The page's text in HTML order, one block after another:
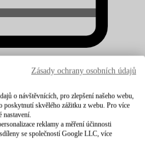
Zásady ochrany osobních údajů
o návštěvnících, pro zlepšení našeho webu,
poskytnutí skvělého zážitku z webu. Pro více
nastavení.
reklamy a měření účinnosti
se společností Google LLC, více